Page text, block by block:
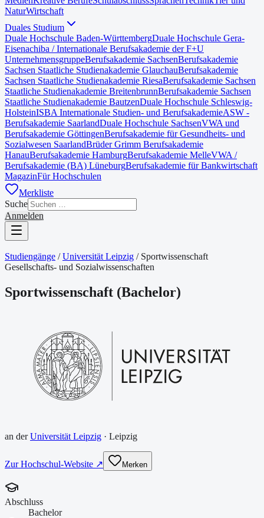
NaturWirtschaft
Duales Studium
Duale Hochschule Baden-WürttembergDuale Hochschule Gera-
Eisenachiba / Internationale Berufsakademie der F+U
UnternehmensgruppeBerufsakademie SachsenBerufsakademie
Sachsen Staatliche Studienakademie GlauchauBerufsakademie
Sachsen Staatliche Studienakademie RiesaBerufsakademie Sachsen
Staatliche Studienakademie BreitenbrunnBerufsakademie Sachsen
Staatliche Studienakademie BautzenDuale Hochschule Schleswig-
HolsteinISBA Internationale Studien- und BerufsakademieASW -
Berufsakademie SaarlandDuale Hochschule SachsenVWA und
Berufsakademie GöttingenBerufsakademie für Gesundheits- und
Sozialwesen SaarlandBrüder Grimm Berufsakademie
HanauBerufsakademie HamburgBerufsakademie MelleVWA /
Berufsakademie (BA) LüneburgBerufsakademie für Bankwirtschaft
MagazinFür Hochschulen
Merkliste
Suche
Anmelden
Studiengänge / Universität Leipzig / Sportwissenschaft
Gesellschafts- und Sozialwissenschaften
Sportwissenschaft (Bachelor)
an derUniversität Leipzig · Leipzig
Zur Hochschul-Website ↗ Merken
Abschluss
Bachelor